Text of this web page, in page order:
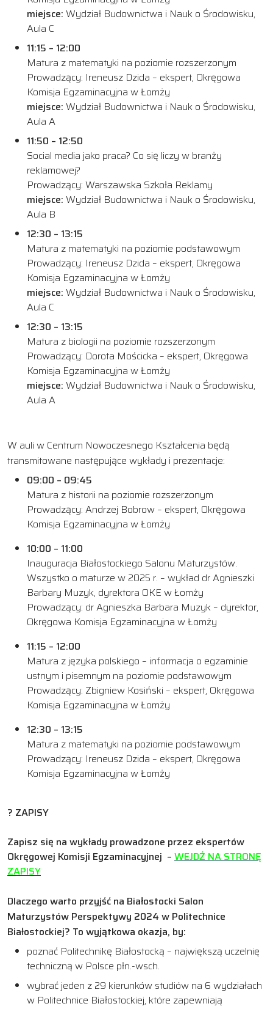
miejsce: Wydział Budownictwa i Nauk o Środowisku,
Aula C
11:15 – 12:00
Matura z matematyki na poziomie rozszerzonym
Prowadzący: Ireneusz Dzida – ekspert, Okręgowa
Komisja Egzaminacyjna w Łomży
miejsce: Wydział Budownictwa i Nauk o Środowisku,
Aula A
11:50 – 12:50
Social media jako praca? Co się liczy w branży
reklamowej?
Prowadzący: Warszawska Szkoła Reklamy
miejsce: Wydział Budownictwa i Nauk o Środowisku,
Aula B
12:30 – 13:15
Matura z matematyki na poziomie podstawowym
Prowadzący: Ireneusz Dzida – ekspert, Okręgowa
Komisja Egzaminacyjna w Łomży
miejsce: Wydział Budownictwa i Nauk o Środowisku,
Aula C
12:30 – 13:15
Matura z biologii na poziomie rozszerzonym
Prowadzący: Dorota Mościcka – ekspert, Okręgowa
Komisja Egzaminacyjna w Łomży
miejsce: Wydział Budownictwa i Nauk o Środowisku,
Aula A
W auli w Centrum Nowoczesnego Kształcenia będą
transmitowane następujące wykłady i prezentacje:
09:00 – 09:45
Matura z historii na poziomie rozszerzonym
Prowadzący: Andrzej Bobrow – ekspert, Okręgowa
Komisja Egzaminacyjna w Łomży
10:00 – 11:00
Inauguracja Białostockiego Salonu Maturzystów.
Wszystko o maturze w 2025 r. – wykład dr Agnieszki
Barbary Muzyk, dyrektora OKE w Łomży
Prowadzący: dr Agnieszka Barbara Muzyk – dyrektor,
Okręgowa Komisja Egzaminacyjna w Łomży
11:15 – 12:00
Matura z języka polskiego – informacja o egzaminie
ustnym i pisemnym na poziomie podstawowym
Prowadzący: Zbigniew Kosiński – ekspert, Okręgowa
Komisja Egzaminacyjna w Łomży
12:30 – 13:15
Matura z matematyki na poziomie podstawowym
Prowadzący: Ireneusz Dzida – ekspert, Okręgowa
Komisja Egzaminacyjna w Łomży
? ZAPISY
Zapisz się na wykłady prowadzone przez ekspertów
Okręgowej Komisji Egzaminacyjnej – WEJDŹ NA STRONĘ
ZAPISY
Dlaczego warto przyjść na Białostocki Salon
Maturzystów Perspektywy 2024 w Politechnice
Białostockiej? To wyjątkowa okazja, by:
poznać Politechnikę Białostocką – największą uczelnię
techniczną w Polsce płn.-wsch.
wybrać jeden z 29 kierunków studiów na 6 wydziałach
w Politechnice Białostockiej, które zapewniają